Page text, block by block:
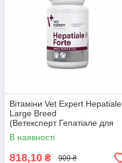
Вітаміни Vet Expert Hepatiale
Large Breed
(Ветексперт Гепатіале для
собак великих порід) 40 табл
В наявності
818,10 ₴ 909 ₴